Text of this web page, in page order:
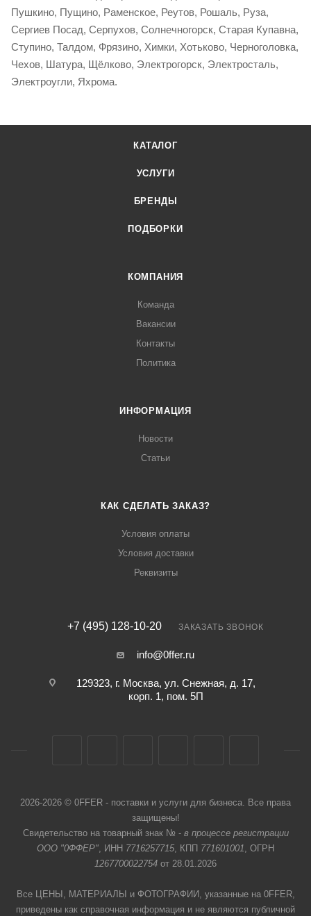
Пушкино, Пущино, Раменское, Реутов, Рошаль, Руза,
Сергиев Посад, Серпухов, Солнечногорск, Старая Купавна,
Ступино, Талдом, Фрязино, Химки, Хотьково, Черноголовка,
Чехов, Шатура, Щёлково, Электрогорск, Электросталь,
Электроугли, Яхрома.
КАТАЛОГ
УСЛУГИ
БРЕНДЫ
ПОДБОРКИ
КОМПАНИЯ
Команда
Вакансии
Контакты
Политика
ИНФОРМАЦИЯ
Новости
Статьи
КАК СДЕЛАТЬ ЗАКАЗ?
Условия оплаты
Условия доставки
Реквизиты
+7 (495) 128-10-20 ЗАКАЗАТЬ ЗВОНОК
info@0ffer.ru
129323, г. Москва, ул. Снежная, д. 17,
корп. 1, пом. 5П
2026-2026 © 0FFER - поставки и услуги для бизнеса. Все права
защищены!
Свидетельство на товарный знак № - в процессе регистрации
ООО "0ФФЕР", ИНН 7716257715, КПП 771601001, ОГРН
1267700022754 от 28.01.2026
Все ЦЕНЫ, МАТЕРИАЛЫ и ФОТОГРАФИИ, указанные на 0FFER,
приведены как справочная информация и не являются публичной